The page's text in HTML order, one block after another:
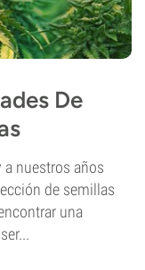
De
a nuestros años
de semillas
una